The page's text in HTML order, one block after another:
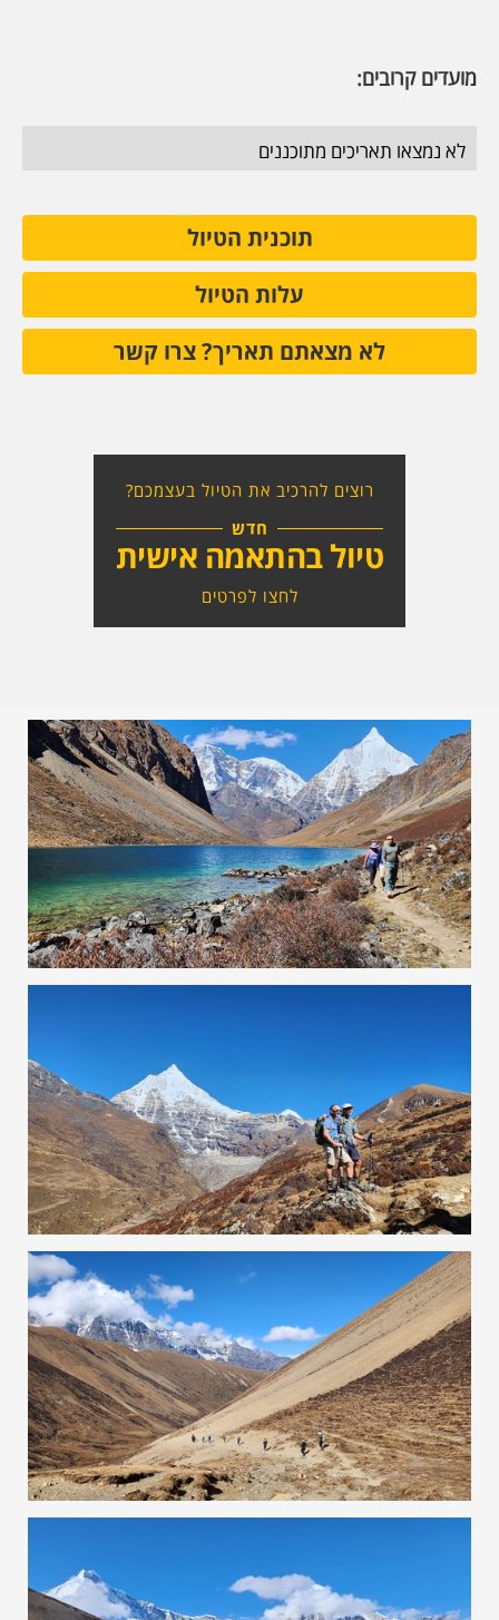
מועדים קרובים:
לא נמצאו תאריכים מתוכננים
תוכנית הטיול
עלות הטיול
לא מצאתם תאריך? צרו קשר
רוצים להרכיב את הטיול בעצמכם?
חדש
טיול בהתאמה אישית
לחצו לפרטים